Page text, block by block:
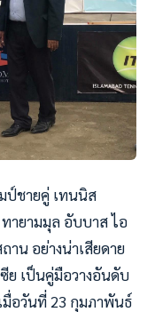
ป์ชายคู่ เทนนิส
ทายามมุล อับบาส ไอ
าน อย่างน่าเสียดาย
ย เป็นคู่มือวางอันดับ
มื่อวันที่ 23 กุมภาพันธ์